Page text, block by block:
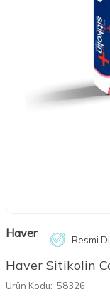
Haver Resmi
Haver Sitikolin
Ürün Kodu: 58326